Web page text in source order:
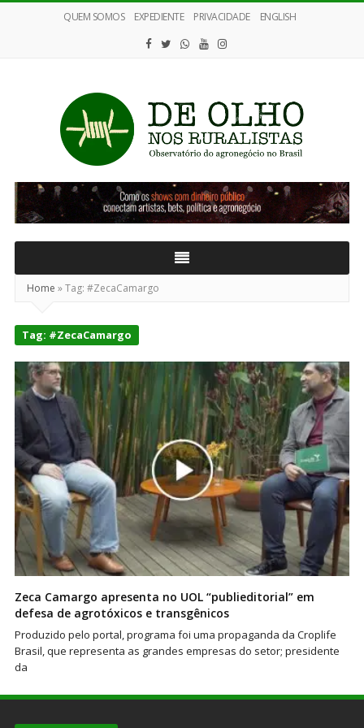
QUEM SOMOS EXPEDIENTE PRIVACIDADE ENGLISH
De
Olho
nos
Home »Tag: #ZecaCamargo
Tag: #ZecaCamargo
Zeca Camargo apresenta no UOL “publieditorial” em
defesa de agrotóxicos e transgênicos
Produzido pelo portal, programa foi uma propaganda da Croplife
Brasil, que representa as grandes empresas do setor; presidente
da